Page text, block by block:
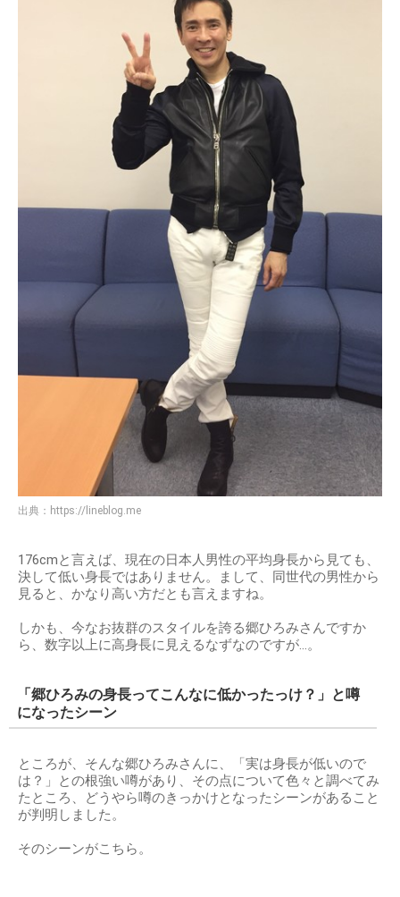
出典： https://lineblog.me
176cmと言えば、現在の日本人男性の平均身長から見ても、
決して低い身長ではありません。まして、同世代の男性から
見ると、かなり高い方だとも言えますね。
しかも、今なお抜群のスタイルを誇る郷ひろみさんですか
ら、数字以上に高身長に見えるなずなのですが…。
「郷ひろみの身長ってこんなに低かったっけ？」と噂
になったシーン
ところが、そんな郷ひろみさんに、「実は身長が低いので
は？」との根強い噂があり、その点について色々と調べてみ
たところ、どうやら噂のきっかけとなったシーンがあること
が判明しました。
そのシーンがこちら。